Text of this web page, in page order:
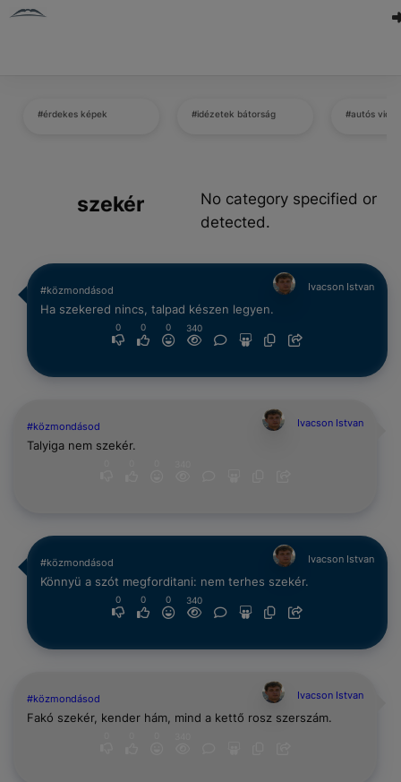
#érdekes képek #idézetek bátorság #autós
szekér
No category specified or
detected.
#közmondásod Ivacson Istvan
Ha szekered nincs, talpad készen legyen.
0 0 0 340
#közmondásod Ivacson Istvan
Talyiga nem szekér.
#közmondásod Ivacson Istvan
Könnyü a szót megforditani: nem terhes szekér.
0 0 0 340
#közmondásod Ivacson Istvan
Fakó szekér, kender hám, mind a kettő rosz szerszám.